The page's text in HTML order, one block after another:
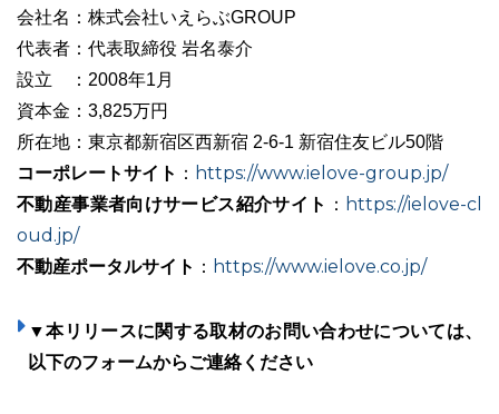
会社名：株式会社いえらぶGROUP
代表者：代表取締役 岩名泰介
設立 ：2008年1月
資本金：3,825万円
所在地：東京都新宿区西新宿 2-6-1 新宿住友ビル50階
コーポレートサイト ： https://www.ielove-group.jp/
不動産事業者向けサービス紹介サイト
： https://ielove-cl
oud.jp/
不動産ポータルサイト ： https://www.ielove.co.jp/
▼本リリースに関する取材のお問い合わせについては、
以下のフォームからご連絡ください